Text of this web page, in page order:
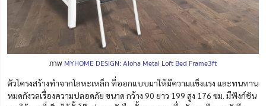
ภาพ MYHOME DESIGN: Aloha Metal Loft Bed Frame3ft
ตัวโครงสร้างทำจากโลหะเหล็ก ที่ออกแบบมาให้มีความแข็งแรง และทนทาน
หมดกังวลเรื่องความปลอดภัย ขนาด กว้าง 90 ยาว 199 สูง 176 ซม. มีฟังก์ชัน